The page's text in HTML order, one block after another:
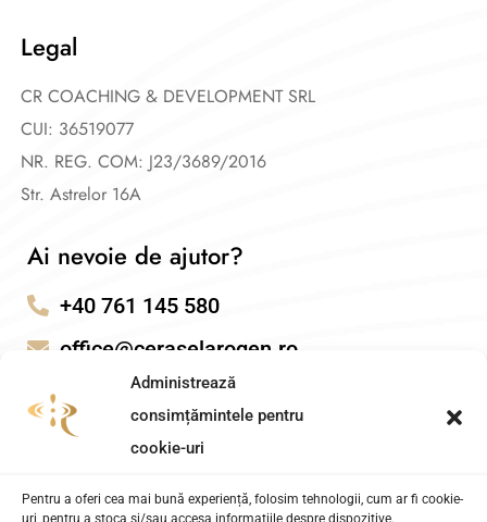
Administrează
consimțămintele pentru
cookie-uri
Pentru a oferi cea mai bună experiență, folosim tehnologii, cum ar fi cookie-
uri, pentru a stoca și/sau accesa informațiile despre dispozitive.
Legal
CR COACHING & DEVELOPMENT SRL
CUI: 36519077
NR. REG. COM: J23/3689/2016
Str. Astrelor 16A
Ai nevoie de ajutor?
+40 761 145 580
office@ceraselarogen.ro